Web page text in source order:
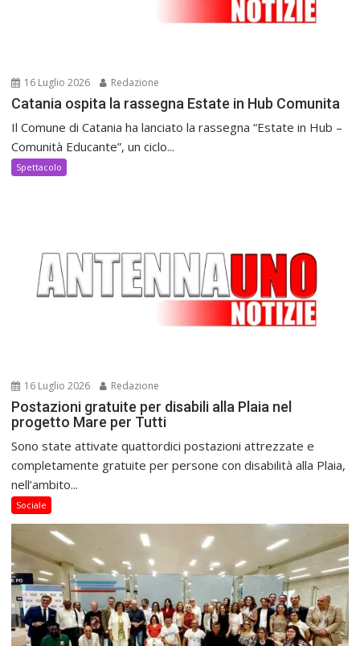
16 Luglio 2026 Redazione
Catania ospita la rassegna Estate in Hub Comunita
Il Comune di Catania ha lanciato la rassegna “Estate in Hub –
Comunità Educante”, un ciclo...
Spettacolo
16 Luglio 2026 Redazione
Postazioni gratuite per disabili alla Plaia nel
progetto Mare per Tutti
Sono state attivate quattordici postazioni attrezzate e
completamente gratuite per persone con disabilità alla Plaia,
nell’ambito...
Sociale